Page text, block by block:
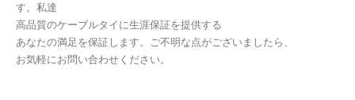
す。私達
高品質のケーブルタイに生涯保証を提供する
あなたの満足を保証します。ご不明な点がございましたら、
お気軽にお問い合わせください。